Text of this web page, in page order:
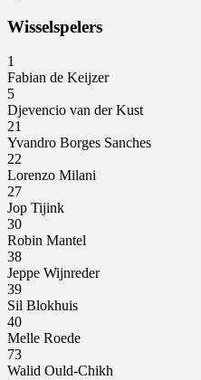
Wisselspelers
1
Fabian de Keijzer
5
Djevencio van der Kust
21
Yvandro Borges Sanches
22
Lorenzo Milani
27
Jop Tijink
30
Robin Mantel
38
Jeppe Wijnreder
39
Sil Blokhuis
40
Melle Roede
73
Walid Ould-Chikh